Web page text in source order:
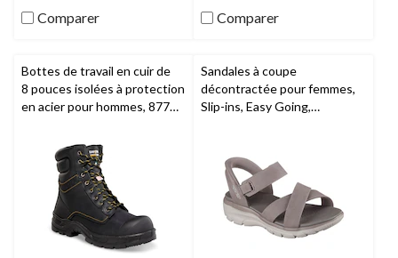
Comparer Comparer
Bottes de travail en cuir de
8 pouces isolées à protection
en acier pour hommes, 877
Sandales à coupe
décontractée pour femmes,
Slip-ins, Easy Going,